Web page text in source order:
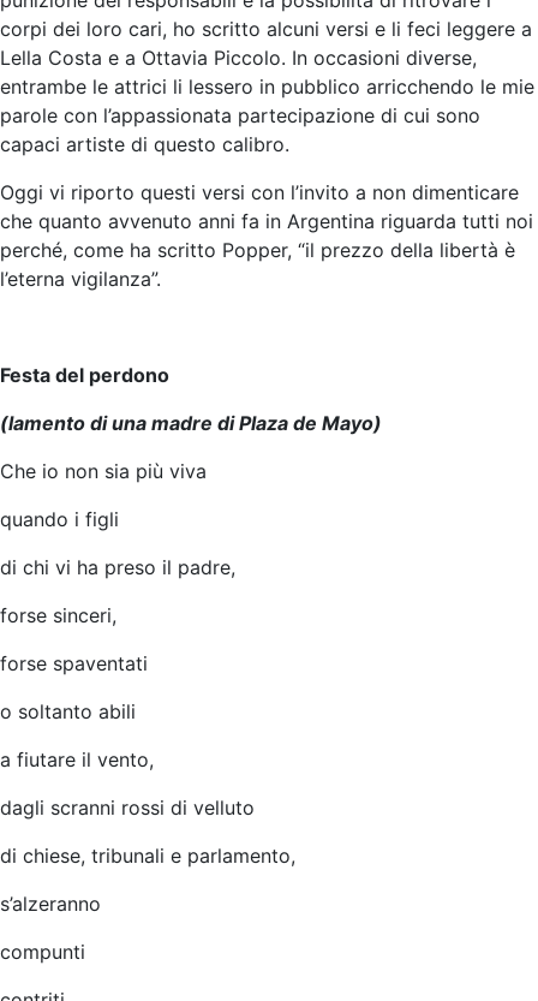
corpi dei loro cari, ho scritto alcuni versi e li feci leggere a
Lella Costa e a Ottavia Piccolo. In occasioni diverse,
entrambe le attrici li lessero in pubblico arricchendo le mie
parole con l’appassionata partecipazione di cui sono
capaci artiste di questo calibro.
Oggi vi riporto questi versi con l’invito a non dimenticare
che quanto avvenuto anni fa in Argentina riguarda tutti noi
perché, come ha scritto Popper, “il prezzo della libertà è
l’eterna vigilanza”.
Festa del perdono
(lamento di una madre di Plaza de Mayo)
Che io non sia più viva
quando i figli
di chi vi ha preso il padre,
forse sinceri,
forse spaventati
o soltanto abili
a fiutare il vento,
dagli scranni rossi di velluto
di chiese, tribunali e parlamento,
s’alzeranno
compunti